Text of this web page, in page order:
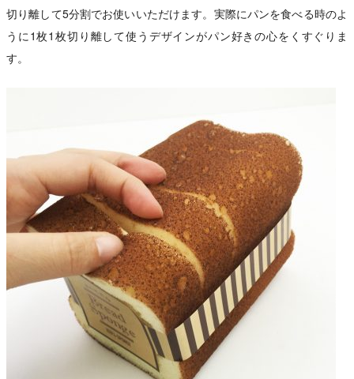
切り離して5分割でお使いいただけます。実際にパンを食べる時のよ
うに1枚1枚切り離して使うデザインがパン好きの心をくすぐりま
す。